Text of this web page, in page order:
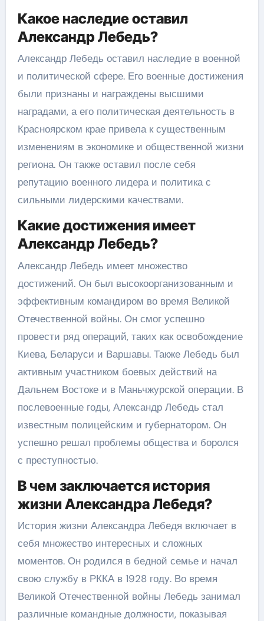
Какое наследие оставил
Александр Лебедь?
Александр Лебедь оставил наследие в военной
и политической сфере. Его военные достижения
были признаны и награждены высшими
наградами, а его политическая деятельность в
Красноярском крае привела к существенным
изменениям в экономике и общественной жизни
региона. Он также оставил после себя
репутацию военного лидера и политика с
сильными лидерскими качествами.
Какие достижения имеет
Александр Лебедь?
Александр Лебедь имеет множество
достижений. Он был высокоорганизованным и
эффективным командиром во время Великой
Отечественной войны. Он смог успешно
провести ряд операций, таких как освобождение
Киева, Беларуси и Варшавы. Также Лебедь был
активным участником боевых действий на
Дальнем Востоке и в Маньчжурской операции. В
послевоенные годы, Александр Лебедь стал
известным полицейским и губернатором. Он
успешно решал проблемы общества и боролся
с преступностью.
В чем заключается история
жизни Александра Лебедя?
История жизни Александра Лебедя включает в
себя множество интересных и сложных
моментов. Он родился в бедной семье и начал
свою службу в РККА в 1928 году. Во время
Великой Отечественной войны Лебедь занимал
различные командные должности, показывая